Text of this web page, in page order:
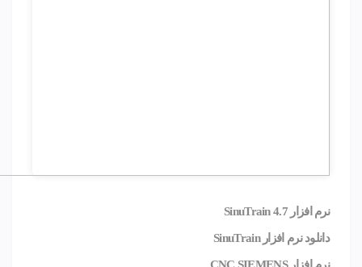
نرم افزار SinuTrain 4.7
دانلود نرم افزار SinuTrain